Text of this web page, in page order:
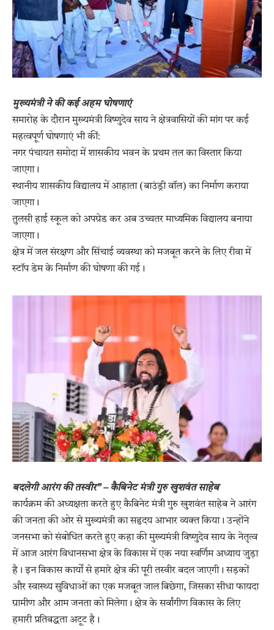
मुख्यमंत्री ने की कई अहम घोषणाएं
​समारोह के दौरान मुख्यमंत्री विष्णुदेव साय ने क्षेत्रवासियों की मांग पर कई
महत्वपूर्ण घोषणाएं भी कीं:
​नगर पंचायत समोदा में शासकीय भवन के प्रथम तल का विस्तार किया
जाएगा।
​स्थानीय शासकीय विद्यालय में आहाता (बाउंड्री वॉल) का निर्माण कराया
जाएगा।
​तुलसी हाई स्कूल को अपग्रेड कर अब उच्चतर माध्यमिक विद्यालय बनाया
जाएगा।
​क्षेत्र में जल संरक्षण और सिंचाई व्यवस्था को मजबूत करने के लिए रीवा में
स्टॉप डेम के निर्माण की घोषणा की गई।
बदलेगी आरंग की तस्वीर” – कैबिनेट मंत्री गुरु खुशवंत साहेब
​कार्यक्रम की अध्यक्षता करते हुए कैबिनेट मंत्री गुरु खुशवंत साहेब ने आरंग
की जनता की ओर से मुख्यमंत्री का सहृदय आभार व्यक्त किया। उन्होंने
जनसभा को संबोधित करते हुए कहा की मुख्यमंत्री विष्णुदेव साय के नेतृत्व
में आज आरंग विधानसभा क्षेत्र के विकास में एक नया स्वर्णिम अध्याय जुड़ा
है। इन विकास कार्यों से हमारे क्षेत्र की पूरी तस्वीर बदल जाएगी। सड़कों
और स्वास्थ्य सुविधाओं का एक मजबूत जाल बिछेगा, जिसका सीधा फायदा
ग्रामीण और आम जनता को मिलेगा। क्षेत्र के सर्वांगीण विकास के लिए
हमारी प्रतिबद्धता अटूट है।